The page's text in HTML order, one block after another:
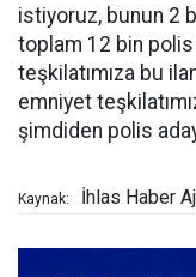
istiyoruz, bunun 2
toplam 12 bin
teşkilatımıza bu
emniyet
şimdiden polis
Kaynak: İhlas Haber